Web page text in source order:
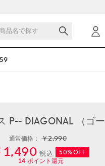
P-- DIAGONAL （ゴー
通常価格：￥2,990
1,490 税込
50%OFF
14 ポイント還元